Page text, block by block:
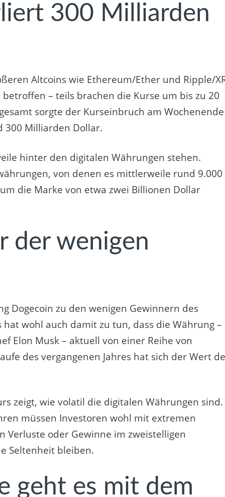
300 Milliarden
Altcoins wie Ethereum/Ether und Ripple/
– teils brachen die Kurse um bis zu 20
sorgte der Kurseinbruch am Wochenende
300 Milliarden Dollar.
hinter den digitalen Währungen stehen.
von denen es mittlerweile rund 9.000
die Marke von etwa zwei Billionen Dollar
der wenigen
Dogecoin zu den wenigen Gewinnern des
wohl auch damit zu tun, dass die Währung –
Elon Musk – aktuell von einer Reihe von
des vergangenen Jahres hat sich der Wert
zeigt, wie volatil die digitalen Währungen sind.
müssen Investoren wohl mit extremen
Verluste oder Gewinne im zweistelligen
Seltenheit bleiben.
geht es mit dem